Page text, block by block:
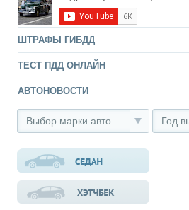
ШТРАФЫ ГИБДД
ТЕСТ ПДД ОНЛАЙН
АВТОНОВОСТИ
Выбор марки авто ... Год